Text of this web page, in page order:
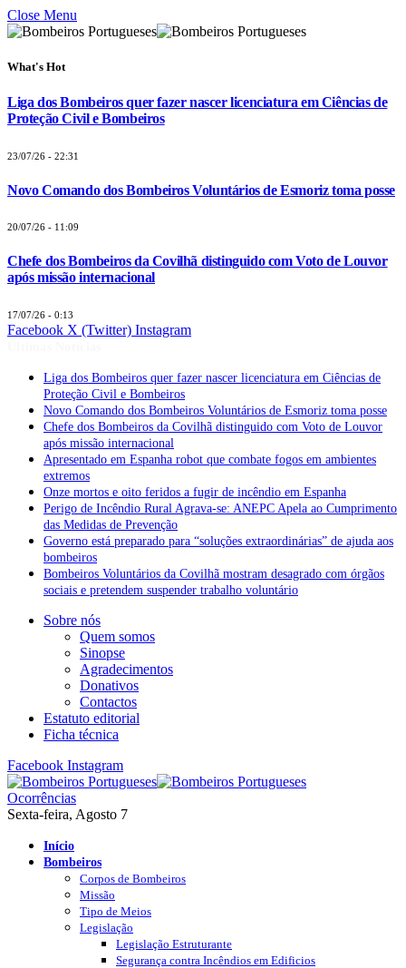
Close Menu
What's Hot
Liga dos Bombeiros quer fazer nascer licenciatura em Ciências de
Proteção Civil e Bombeiros
23/07/26 - 22:31
Novo Comando dos Bombeiros Voluntários de Esmoriz toma posse
20/07/26 - 11:09
Chefe dos Bombeiros da Covilhã distinguido com Voto de Louvor
após missão internacional
17/07/26 - 0:13
Facebook X (Twitter) Instagram
Liga dos Bombeiros quer fazer nascer licenciatura em Ciências de
Proteção Civil e Bombeiros
Novo Comando dos Bombeiros Voluntários de Esmoriz toma posse
Chefe dos Bombeiros da Covilhã distinguido com Voto de Louvor
após missão internacional
Apresentado em Espanha robot que combate fogos em ambientes
extremos
Onze mortos e oito feridos a fugir de incêndio em Espanha
Perigo de Incêndio Rural Agrava-se: ANEPC Apela ao Cumprimento
das Medidas de Prevenção
Governo está preparado para “soluções extraordinárias” de ajuda aos
bombeiros
Bombeiros Voluntários da Covilhã mostram desagrado com órgãos
sociais e pretendem suspender trabalho voluntário
Sobre nós
Quem somos
Sinopse
Agradecimentos
Donativos
Contactos
Estatuto editorial
Ficha técnica
Facebook Instagram
Ocorrências
Sexta-feira, Agosto 7
Início
Bombeiros
Corpos de Bombeiros
Missão
Tipo de Meios
Legislação
Legislação Estruturante
Segurança contra Incêndios em Edificios